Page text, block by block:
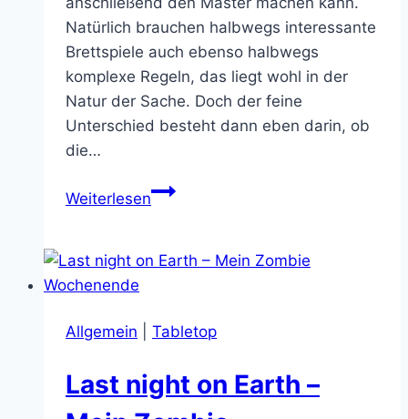
Natürlich brauchen halbwegs interessante
Brettspiele auch ebenso halbwegs
komplexe Regeln, das liegt wohl in der
Natur der Sache. Doch der feine
Unterschied besteht dann eben darin, ob
die…
WeiterlesenBrettspiel
Doctor
Allgemein Tabletop
Last night on Earth –